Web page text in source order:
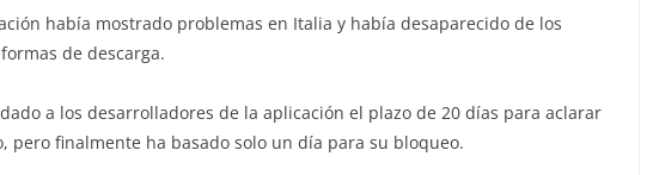
había mostrado problemas en Italia y había desaparecido de los
de descarga.
a los desarrolladores de la aplicación el plazo de 20 días para aclarar
pero finalmente ha basado solo un día para su bloqueo.